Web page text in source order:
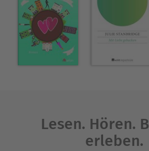
Lesen. Hören.
erleben.